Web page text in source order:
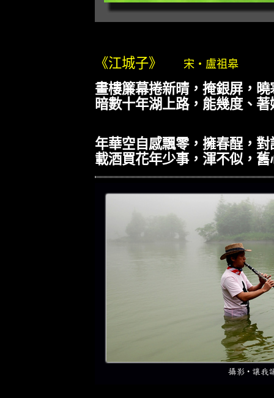
《江城子》 宋‧盧祖皋
畫樓簾幕捲新晴，掩銀屏，
暗數十年湖上路，能幾度、著
年華空自感飄零，擁春酲，
載酒買花年少事，渾不似，舊